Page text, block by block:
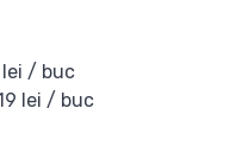
lei / buc
lei / buc